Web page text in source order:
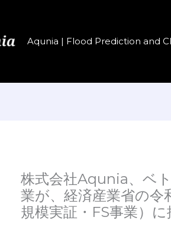
Aqunia | Flood Prediction and
株式会社Aqunia、ベ
業が、経済産業省の令
規模実証・FS事業）に